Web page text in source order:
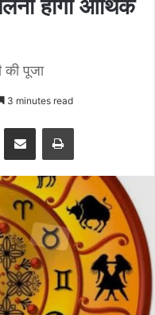
होगी आर्थिक
की पूजा
3 minutes read
Share via Email Print